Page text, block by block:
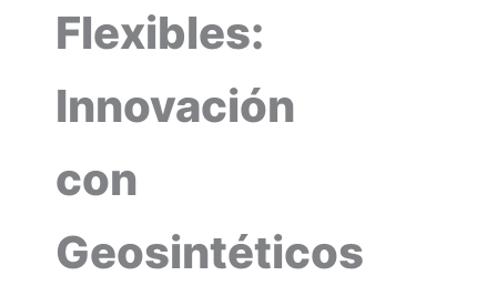
Flexibles:
Innovación
con
Geosintéticos